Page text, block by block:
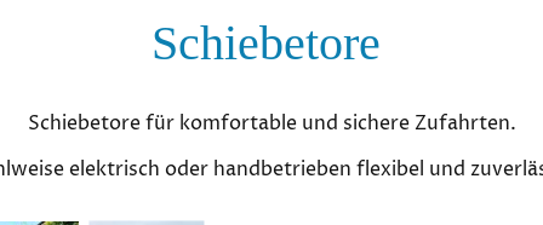
Schiebetore
Schiebetore für komfortable und sichere Zufahrten.
elektrisch oder handbetrieben flexibel und